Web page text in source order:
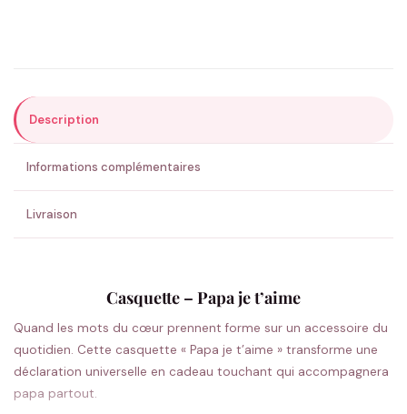
ENVOYER MA DEMANDE ✨
💚 Retour sous 24-48h🇫🇷 Flocage en France✅ Validation avant fabrication
Description
Informations complémentaires
Livraison
Casquette – Papa je t’aime
Quand les mots du cœur prennent forme sur un accessoire du
quotidien. Cette casquette « Papa je t’aime » transforme une
déclaration universelle en cadeau touchant qui accompagnera
papa partout.